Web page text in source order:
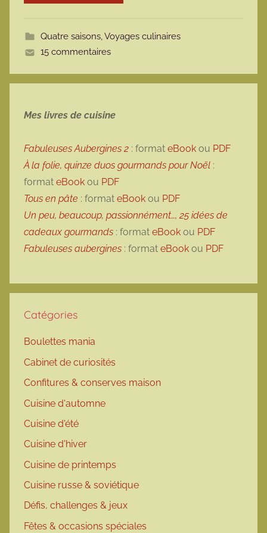
t
Quatre saisons,Voyages culinaires
15 commentaires
Mes livres de cuisine
Fabuleuses Aubergines 2 : format eBook ou PDF
À la folie, quinze duos gourmands pour Noël :
format eBook ou PDF
Tous en pâte : format eBook ou PDF
Un peu, beaucoup, passionnément…, 25 idées de
cadeaux gourmands : format eBook ou PDF
Fabuleuses aubergines : format eBook ou PDF
Catégories
Boulettes mania
Cabinet de curiosités
Confitures & conserves maison
Cuisine d'automne
Cuisine d'été
Cuisine d'hiver
Cuisine de printemps
Cuisine russe & soviétique
Défis, challenges & jeux
Fêtes & occasions spéciales